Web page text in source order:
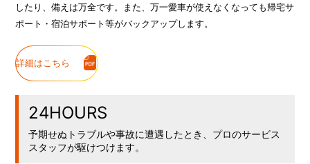
したり、備えは万全です。また、万一愛車が使えなくなっても帰宅サ
ポート・宿泊サポート等がバックアップします。
詳細はこちら
24HOURS
予期せぬトラブルや事故に遭遇したとき、プロのサービス
スタッフが駆けつけます。